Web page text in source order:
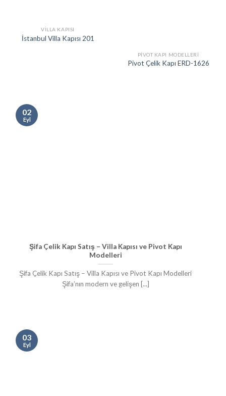
VILLA KAPISI
İstanbul Villa Kapısı 201
PIVOT KAPI MODELLERI
Pivot Çelik Kapı ERD-1626
Şifa Çelik Kapı Satış – Villa Kapısı ve Pivot Kapı
Modelleri
Şifa Çelik Kapı Satış – Villa Kapısı ve Pivot Kapı Modelleri
Şifa’nın modern ve gelişen [...]
02
Eyl
03
Eyl